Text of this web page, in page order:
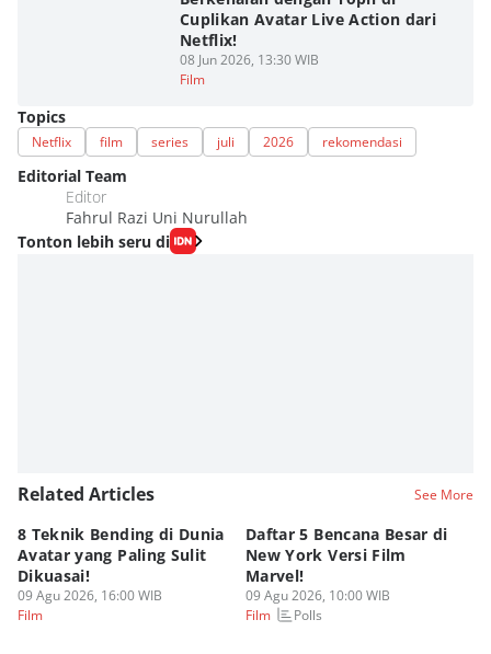
Cuplikan Avatar Live Action dari
Netflix!
08 Jun 2026, 13:30 WIB
Film
Topics
Netflix film series juli 2026 rekomendasi
Editorial Team
Editor
Fahrul Razi Uni Nurullah
Tonton lebih seru di
Related Articles See More
8 Teknik Bending di Dunia
Avatar yang Paling Sulit
Dikuasai!
09 Agu 2026, 16:00 WIB
Film
Daftar 5 Bencana Besar di
New York Versi Film
Marvel!
09 Agu 2026, 10:00 WIB
Film
Polls